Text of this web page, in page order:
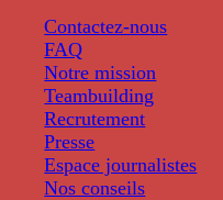
Contactez-nous
FAQ
Notre mission
Teambuilding
Recrutement
Presse
Espace journalistes
Nos conseils